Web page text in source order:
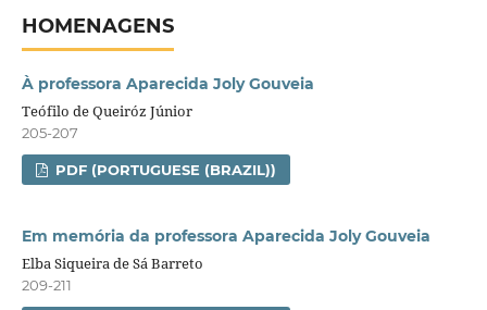
HOMENAGENS
À professora Aparecida Joly Gouveia
Teófilo de Queiróz Júnior
205-207
PDF (PORTUGUESE (BRAZIL))
Em memória da professora Aparecida Joly Gouveia
Elba Siqueira de Sá Barreto
209-211